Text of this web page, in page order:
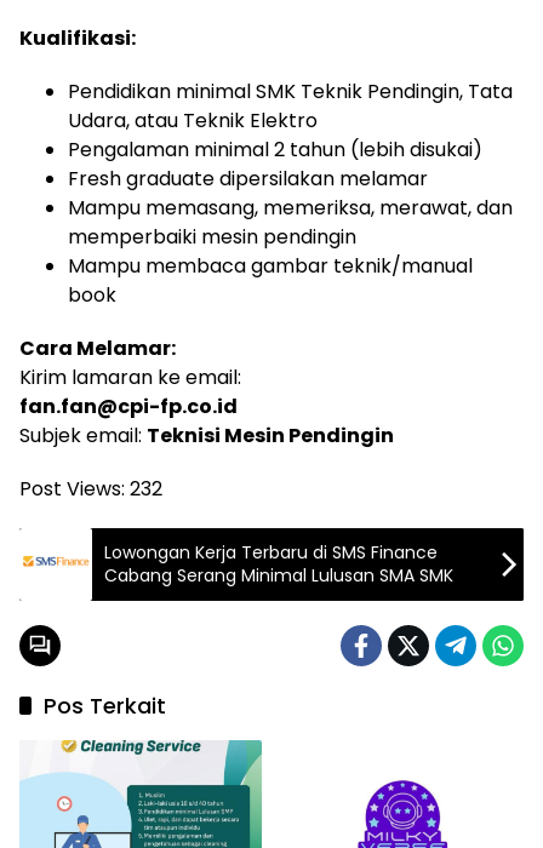
Kualifikasi:
Pendidikan minimal SMK Teknik Pendingin, Tata
Udara, atau Teknik Elektro
Pengalaman minimal 2 tahun (lebih disukai)
Fresh graduate dipersilakan melamar
Mampu memasang, memeriksa, merawat, dan
memperbaiki mesin pendingin
Mampu membaca gambar teknik/manual
book
Cara Melamar:
Kirim lamaran ke email:
fan.fan@cpi-fp.co.id
Subjek email: Teknisi Mesin Pendingin
Post Views: 232
Lowongan Kerja Terbaru di SMS Finance
Cabang Serang Minimal Lulusan SMA SMK
Pos Terkait